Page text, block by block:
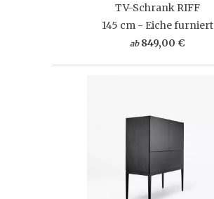
TV-Schrank RIFF
145 cm - Eiche furniert
ab 849,00 €